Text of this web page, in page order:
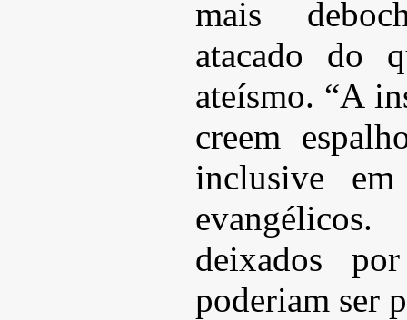
mais
atacado do
ateísmo. “A
creem
inclusive
deixados
poderiam ser